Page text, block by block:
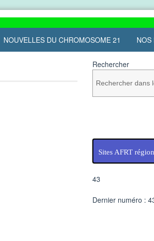
NOUVELLES DU CHROMOSOME 21 NOS
Rechercher
Sites AFRT
43
Dernier numéro :